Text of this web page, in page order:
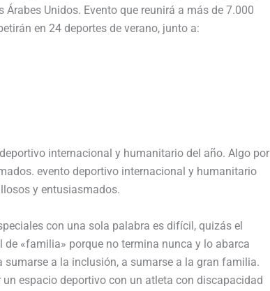
Unidos. Evento que reunirá a más de 7.000
en 24 deportes de verano, junto a:
internacional y humanitario del año. Algo por
evento deportivo internacional y humanitario
y entusiasmados.
con una sola palabra es difícil, quizás el
de «familia» porque no termina nunca y lo abarca
sumarse a la inclusión, a sumarse a la gran familia.
espacio deportivo con un atleta con discapacidad